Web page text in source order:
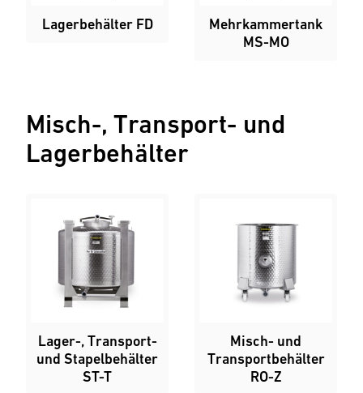
Lagerbehälter FD
Mehrkammertank
MS-MO
Misch-, Transport- und
Lagerbehälter
Lager-, Transport-
und Stapelbehälter
ST-T
Misch- und
Transportbehälter
RO-Z